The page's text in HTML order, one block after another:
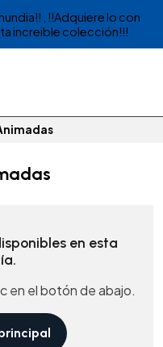
, !!Adquiere lo con
increible colección!!!
en esta
en el botón de abajo.